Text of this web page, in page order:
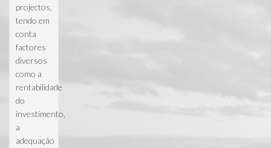
projectos,
tendo em
conta
factores
diversos
como a
rentabilidade
do
investimento,
a
adequação